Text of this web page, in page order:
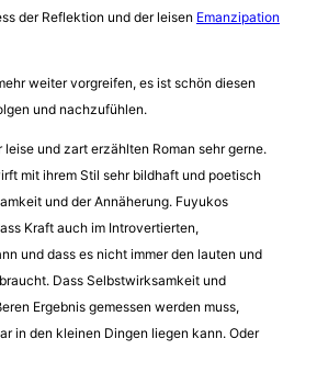
der Reflektion und der leisen Emanzipation
weiter vorgreifen, es ist schön diesen
und nachzufühlen.
und zart erzählten Roman sehr gerne.
mit ihrem Stil sehr bildhaft und poetisch
und der Annäherung. Fuyukos
Kraft auch im Introvertierten,
und dass es nicht immer den lauten und
Dass Selbstwirksamkeit und
Ergebnis gemessen werden muss,
in den kleinen Dingen liegen kann. Oder